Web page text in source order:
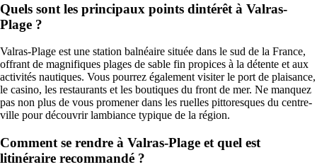
Quels sont les principaux points dintérêt à Valras-
Plage ?
Valras-Plage est une station balnéaire située dans le sud de la France,
offrant de magnifiques plages de sable fin propices à la détente et aux
activités nautiques. Vous pourrez également visiter le port de plaisance,
le casino, les restaurants et les boutiques du front de mer. Ne manquez
pas non plus de vous promener dans les ruelles pittoresques du centre-
ville pour découvrir lambiance typique de la région.
Comment se rendre à Valras-Plage et quel est
litinéraire recommandé ?